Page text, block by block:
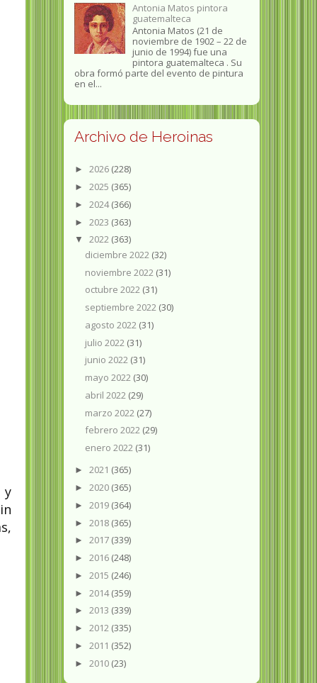
y
Antonia Matos pintora
guatemalteca
Antonia Matos (21 de
noviembre de 1902 – 22 de
junio de 1994) fue una
pintora guatemalteca . Su
obra formó parte del evento de pintura
en el...
Archivo de Heroinas
► 2026 (228)
► 2025 (365)
► 2024(366)
► 2023 (363)
▼ 2022 (363)
diciembre 2022 (32)
noviembre 2022 (31)
octubre 2022 (31)
septiembre 2022 (30)
agosto 2022 (31)
julio 2022 (31)
junio 2022 (31)
mayo 2022 (30)
abril 2022 (29)
marzo 2022 (27)
febrero 2022 (29)
enero 2022 (31)
► 2021 (365)
► 2020 (365)
► 2019 (364)
► 2018 (365)
► 2017 (339)
► 2016 (248)
► 2015 (246)
► 2014(359)
► 2013 (339)
► 2012 (335)
► 2011 (352)
► 2010 (23)